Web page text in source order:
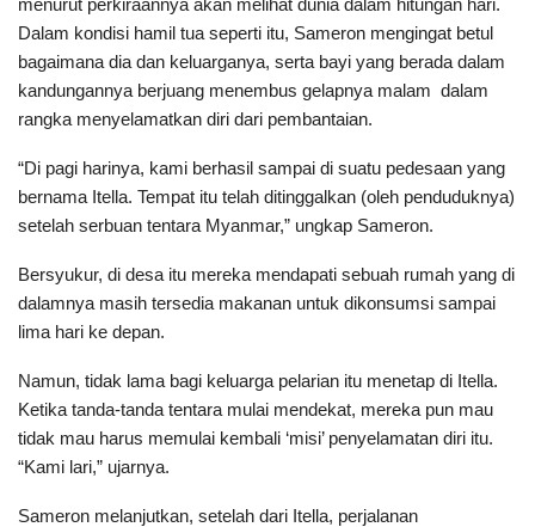
Dalam kondisi hamil tua seperti itu, Sameron mengingat betul
bagaimana dia dan keluarganya, serta bayi yang berada dalam
kandungannya berjuang menembus gelapnya malam dalam
rangka menyelamatkan diri dari pembantaian.
“Di pagi harinya, kami berhasil sampai di suatu pedesaan yang
bernama Itella. Tempat itu telah ditinggalkan (oleh penduduknya)
setelah serbuan tentara Myanmar,” ungkap Sameron.
Bersyukur, di desa itu mereka mendapati sebuah rumah yang di
dalamnya masih tersedia makanan untuk dikonsumsi sampai
lima hari ke depan.
Namun, tidak lama bagi keluarga pelarian itu menetap di Itella.
Ketika tanda-tanda tentara mulai mendekat, mereka pun mau
tidak mau harus memulai kembali ‘misi’ penyelamatan diri itu.
“Kami lari,” ujarnya.
Sameron melanjutkan, setelah dari Itella, perjalanan